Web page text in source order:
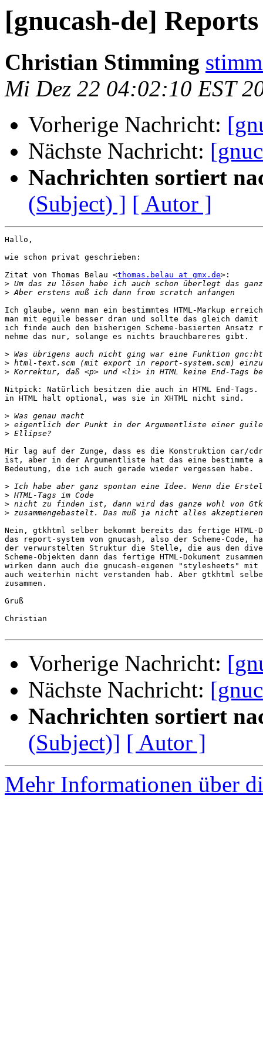
[gnucash-de]
Christian Stimming
Mi Dez 22 04:02:10 EST
Vorherige Nachricht:
Nächste Nachricht:
Nachrichten sortiert
(Subject) ] [ Autor ]
Hallo,
wie schon privat geschrieben:
Zitat von Thomas Belau <thomas.belau at gmx.de>:
>
>
Ich glaube, wenn man ein bestimmtes HTML-Markup
man mit eguile besser dran und sollte das gleich
ich finde auch den bisherigen Scheme-basierten
nehme das nur, solange es nichts brauchbareres gibt.
>
>
>
Nitpick: Natürlich besitzen die auch in HTML End-
in HTML halt optional, was sie in XHTML nicht sind.
>
>
>
Mir lag auf der Zunge, dass es die Konstruktion car/
ist, aber in der Argumentliste hat das eine bestimmte
Bedeutung, die ich auch gerade wieder vergessen habe.
>
>
>
>
Nein, gtkhtml selber bekommt bereits das fertige HTML-
das report-system von gnucash, also der Scheme-
der verwurstelten Struktur die Stelle, die aus den
Scheme-Objekten dann das fertige HTML-Dokument
wirken dann auch die gnucash-eigenen "stylesheets"
auch weiterhin nicht verstanden hab. Aber gtkhtml
zusammen.
Gruß
Christian
Vorherige Nachricht:
Nächste Nachricht:
Nachrichten sortiert
(Subject)] [ Autor ]
Mehr Informationen über